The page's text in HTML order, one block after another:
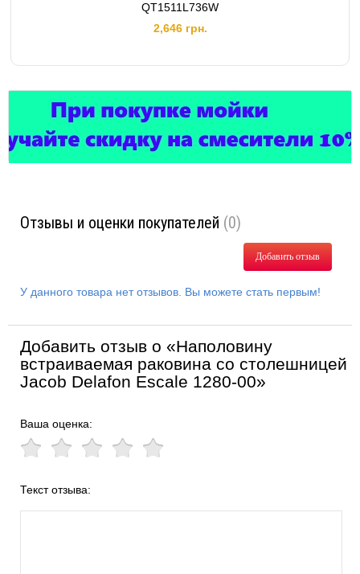
QT1511L736W
2,646 грн.
Отзывы и оценки покупателей (0)
Добавить отзыв
У данного товара нет отзывов. Вы можете стать первым!
Добавить отзыв о «Наполовину
встраиваемая раковина со столешницей
Jacob Delafon Escale 1280-00»
Ваша оценка:
Текст отзыва: